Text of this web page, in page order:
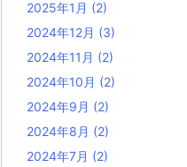
2025年1月 (2)
2024年12月 (3)
2024年11月 (2)
2024年10月 (2)
2024年9月 (2)
2024年8月 (2)
2024年7月 (2)